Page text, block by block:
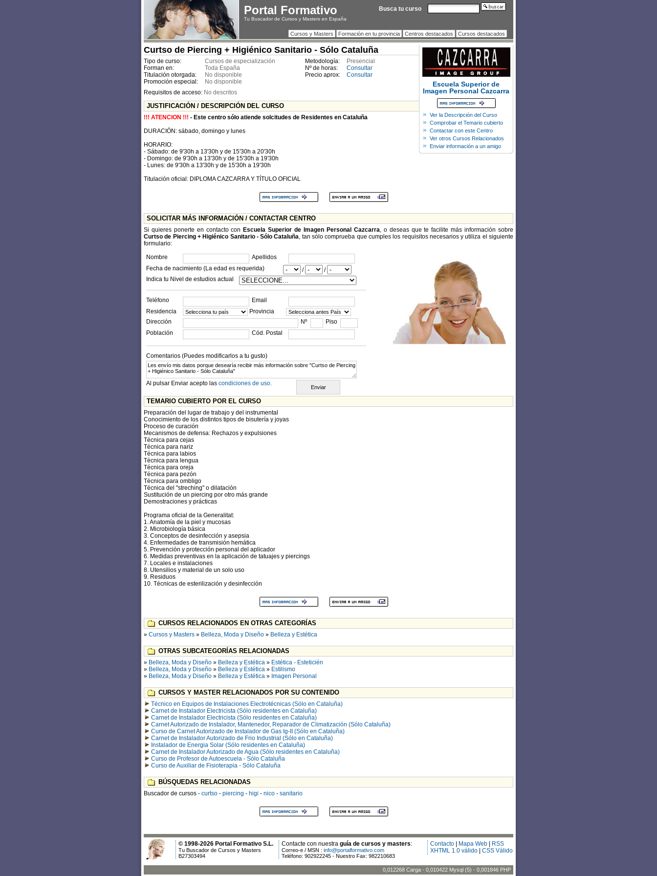
Portal Formativo
Tu Buscador de Cursos y Masters en España
Cursos y Masters Formación en tu provincia Centros destacados Cursos destacados
Escuela Superior de
Imagen Personal Cazcarra
Ver la Descripción del Curso
Comprobar el Temario cubierto
Contactar con este Centro
Ver otros Cursos Relacionados
Enviar información a un amigo
Curtso de Piercing + Higiénico Sanitario - Sólo Cataluña
Tipo de curso: Cursos de especialización Metodología:
Presencial
Forman en:
Toda España Nº de horas:
Consultar
Titulación otorgada:
No disponible Precio aprox:
Consultar
Promoción especial:
No disponible
Requisitos de acceso: No descritos
JUSTIFICACIÓN / DESCRIPCIÓN DEL CURSO
!!! ATENCION !!! - Este centro sólo atiende solcitudes de Residentes en Cataluña
DURACIÓN: sábado, domingo y lunes
HORARIO:
- Sábado: de 9'30h a 13'30h y de 15'30h a 20'30h
- Domingo: de 9'30h a 13'30h y de 15'30h a 19'30h
- Lunes: de 9'30h a 13'30h y de 15'30h a 19'30h
Titulación oficial: DIPLOMA CAZCARRA Y TÍTULO OFICIAL
SOLICITAR MÁS INFORMACIÓN / CONTACTAR CENTRO
Si quieres ponerte en contacto con Escuela Superior de Imagen Personal Cazcarra, o deseas que te facilite más información sobre
Curtso de Piercing + Higiénico Sanitario - Sólo Cataluña, tan sólo comprueba que cumples los requisitos necesarios y utiliza el siguiente
formulario:
Nombre
Apellidos
Fecha de nacimiento (La edad es requerida)
/
/
Indica tu Nivel de estudios actual
Teléfono
Email
Residencia
Provincia
Dirección
Nº
Piso
Población
Cód. Postal
Comentarios (Puedes modificarlos a tu gusto)
Al pulsar Enviar acepto las condiciones de uso.
TEMARIO CUBIERTO POR EL CURSO
Preparación del lugar de trabajo y del instrumental
Conocimiento de los distintos tipos de bisutería y joyas
Proceso de curación
Mecanismos de defensa: Rechazos y expulsiones
Técnica para cejas
Técnica para nariz
Técnica para labios
Técnica para lengua
Técnica para oreja
Técnica para pezón
Técnica para ombligo
Técnica del "streching" o dilatación
Sustitución de un piercing por otro más grande
Demostraciones y prácticas
Programa oficial de la Generalitat:
1. Anatomía de la piel y mucosas
2. Microbiología básica
3. Conceptos de desinfección y asepsia
4. Enfermedades de transmisión hemática
5. Prevención y protección personal del aplicador
6. Medidas preventivas en la aplicación de tatuajes y piercings
7. Locales e instalaciones
8. Utensilios y material de un solo uso
9. Residuos
10. Técnicas de esterilización y desinfección
CURSOS RELACIONADOS EN OTRAS CATEGORÍAS
» Cursos y Masters » Belleza, Moda y Diseño » Belleza y Estética
OTRAS SUBCATEGORÍAS RELACIONADAS
» Belleza, Moda y Diseño » Belleza y Estética » Estética - Esteticién
» Belleza, Moda y Diseño » Belleza y Estética » Estilismo
» Belleza, Moda y Diseño » Belleza y Estética » Imagen Personal
CURSOS Y MASTER RELACIONADOS POR SU CONTENIDO
Técnico en Equipos de Instalaciones Electrotécnicas (Sólo en Cataluña)
Carnet de Instalador Electricista (Sólo residentes en Cataluña)
Carnet de Instalador Electricista (Sólo residentes en Cataluña)
Carnet Autorizado de Instalador, Mantenedor, Reparador de Climatización (Sólo Cataluña)
Curso de Carnet Autorizado de Instalador de Gas Ig-II (Sólo en Cataluña)
Carnet de Instalador Autorizado de Frio Industrial (Sólo en Cataluña)
Instalador de Energia Solar (Sólo residentes en Cataluña)
Carnet de Instalador Autorizado de Agua (Sólo residentes en Cataluña)
Curso de Profesor de Autoescuela - Sólo Cataluña
Curso de Auxiliar de Fisioterapia - Sólo Cataluña
BÚSQUEDAS RELACIONADAS
Buscador de cursos - curtso - piercing - higi - nico - sanitario
Busca tu curso
© 1998-2026 Portal Formativo S.L.
Tu Buscador de Cursos y Masters
B27303494
Contacte con nuestra guía de cursos y masters:
Correo-e / MSN : info@portalformativo.com
Teléfono: 902922245 - Nuestro Fax: 982210683
Contacto Mapa Web
RSS
XHTML 1.0 válido
CSS Válido
0,012268 Carga - 0,010422 Mysql (5) - 0,001846 PHP